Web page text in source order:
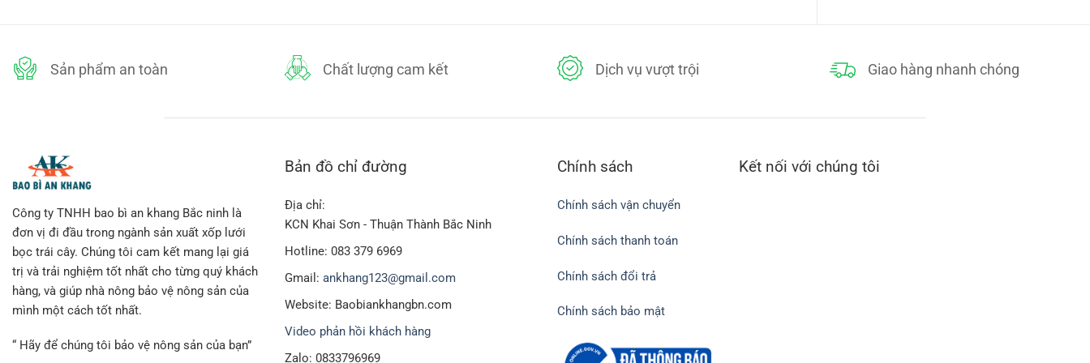
Phân biệt mút xốp PE foam và các loại mút xốp khác
Cùng với tên gọi mút xốp, nhưng có khá nhiều loại mút xốp thuộc các dòng khác nhau, với mục đích sử dụng, ứng dụng và nguyên liệu tạo ra
cũng khác nhau. sau đây hãy cùng chúng tôi tìm hiểu các loại mút xốp khác đã có mặt trên thị trường hiện nay
Sản phẩm an toàn Chất lượng cam kết Dịch vụ vượt trội Giao hàng nhanh chóng
Công ty TNHH bao bì an khang Bắc ninh là
đơn vị đi đầu trong ngành sản xuất xốp lưới
bọc trái cây. Chúng tôi cam kết mang lại giá
trị và trải nghiệm tốt nhất cho từng quý khách
hàng, và giúp nhà nông bảo vệ nông sản của
mình một cách tốt nhất.
“ Hãy để chúng tôi bảo vệ nông sản của bạn”
Bản đồ chỉ đường
Địa chỉ:
KCN Khai Sơn - Thuận Thành Bắc Ninh
Hotline: 083 379 6969
Gmail: ankhang123@gmail.com
Website: Baobiankhangbn.com
Video phản hồi khách hàng
Zalo: 0833796969
Chính sách
Chính sách vận chuyển
Chính sách thanh toán
Chính sách đổi trả
Chính sách bảo mật
Kết nối với chúng tôi